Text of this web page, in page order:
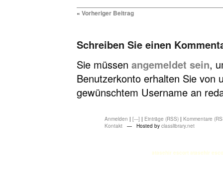
« Vorheriger Beitrag
Schreiben Sie einen
Sie müssen angemeldet sein,
Benutzerkonto erhalten Sie von
gewünschtem Username an
Anmelden | [---] | Einträge (RSS) | Kommentare
Kontakt — Hosted by classlibrary.net
atasehir escort atasehir